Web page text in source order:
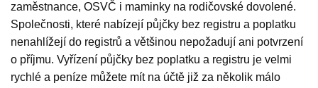
zaměstnance, OSVČ i maminky na rodičovské dovolené.
Společnosti, které nabízejí půjčky bez registru a poplatku
nenahlížejí do registrů a většinou nepožadují ani potvrzení
o příjmu. Vyřízení půjčky bez poplatku a registru je velmi
rychlé a peníze můžete mít na účtě již za několik málo